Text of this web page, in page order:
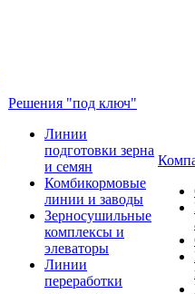
Решения "под ключ"
Линии
подготовки зерна
и семян
Комбикормовые
линии и заводы
Зерносушильные
комплексы и
элеваторы
Линии
переработки